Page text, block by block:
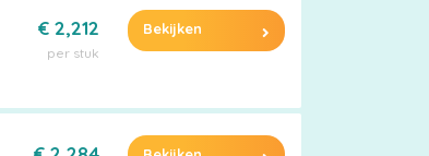
€ 2,212
per stuk
Bekijken